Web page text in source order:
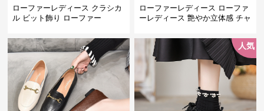
ローファーレディース クラシカ
ル ビット飾り ローファー
ローファーレディース ローファ
ーレディース 艶やか立体感 チャ
人気